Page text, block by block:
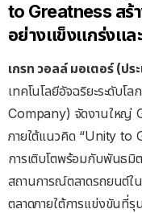
to Greatness สร้
อย่างแข็งแกร่งแ
เกรท วอลล์ มอเตอร์(ปร
เทคโนโลยีอัจฉริยะระดับ
Company) จัดงานใหญ่
ภายใต้แนวคิด “Unity to
การเติบโตพร้อมกับพันธมิ
สถานการณ์ตลาดรถยนต์ใ
ตลาดภายใต้การแข่งขันที่